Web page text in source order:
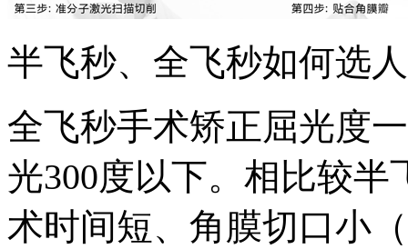
半飞秒、全飞秒如何选
全飞秒手术矫正屈光度
光300度以下。相比较
术时间短、角膜切口小